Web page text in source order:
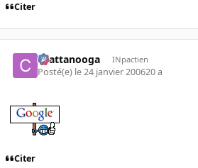
Citer
chattanooga INpactien
Posté(e) le 24 janvier 200620 a
Citer